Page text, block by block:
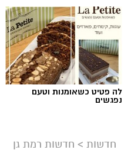
לה פטיט כשאומנות וטעם
נפגשים
חדשות > חדשות רמת גן